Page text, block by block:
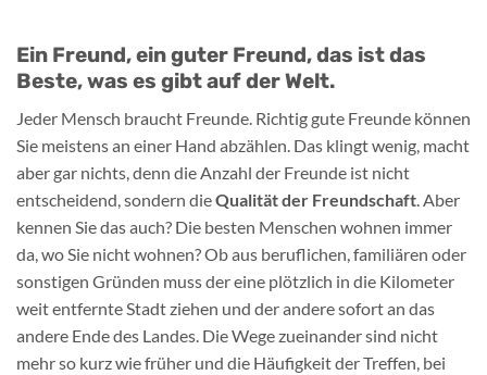
Ein Freund, ein guter Freund, das ist das
Beste, was es gibt auf der Welt.
Jeder Mensch braucht Freunde. Richtig gute Freunde können
Sie meistens an einer Hand abzählen. Das klingt wenig, macht
aber gar nichts, denn die Anzahl der Freunde ist nicht
entscheidend, sondern dieQualität der Freundschaft. Aber
kennen Sie das auch? Die besten Menschen wohnen immer
da, wo Sie nicht wohnen? Ob aus beruflichen, familiären oder
sonstigen Gründen muss der eine plötzlich in die Kilometer
weit entfernte Stadt ziehen und der andere sofort an das
andere Ende des Landes. Die Wege zueinander sind nicht
mehr so kurz wie früher und die Häufigkeit der Treffen, bei